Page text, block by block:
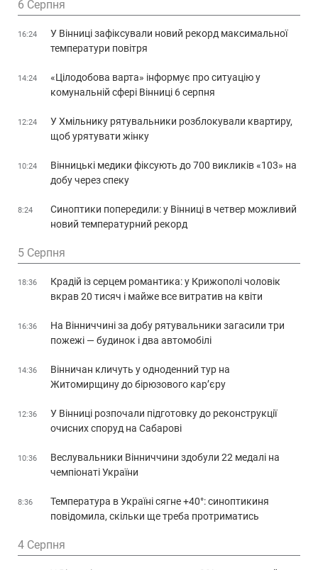
6 Серпня
16:24
У Вінниці зафіксували новий рекорд максимальної
температури повітря
14:24
«Цілодобова варта» інформує про ситуацію у
комунальній сфері Вінниці 6 серпня
12:24
У Хмільнику рятувальники розблокували квартиру,
щоб урятувати жінку
10:24
Вінницькі медики фіксують до 700 викликів «103» на
добу через спеку
8:24
Синоптики попередили: у Вінниці в четвер можливий
новий температурний рекорд
5 Серпня
18:36
Крадій із серцем романтика: у Крижополі чоловік
вкрав 20 тисяч і майже все витратив на квіти
16:36
На Вінниччині за добу рятувальники загасили три
пожежі — будинок і два автомобілі
14:36
Вінничан кличуть у одноденний тур на
Житомирщину до бірюзового кар’єру
12:36
У Вінниці розпочали підготовку до реконструкції
очисних споруд на Сабарові
10:36
Веслувальники Вінниччини здобули 22 медалі на
чемпіонаті України
8:36
Температура в Україні сягне +40°: синоптикиня
повідомила, скільки ще треба протриматись
4 Серпня